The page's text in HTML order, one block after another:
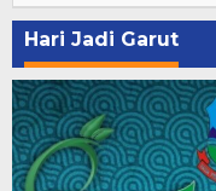
Hari Jadi Garut